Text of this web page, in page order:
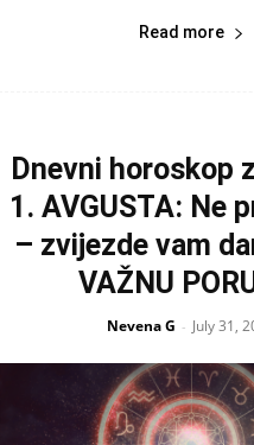
Read more
Dnevni horoskop
1. AVGUSTA: Ne
– zvijezde vam
VAŽNU
Nevena G - July 31,